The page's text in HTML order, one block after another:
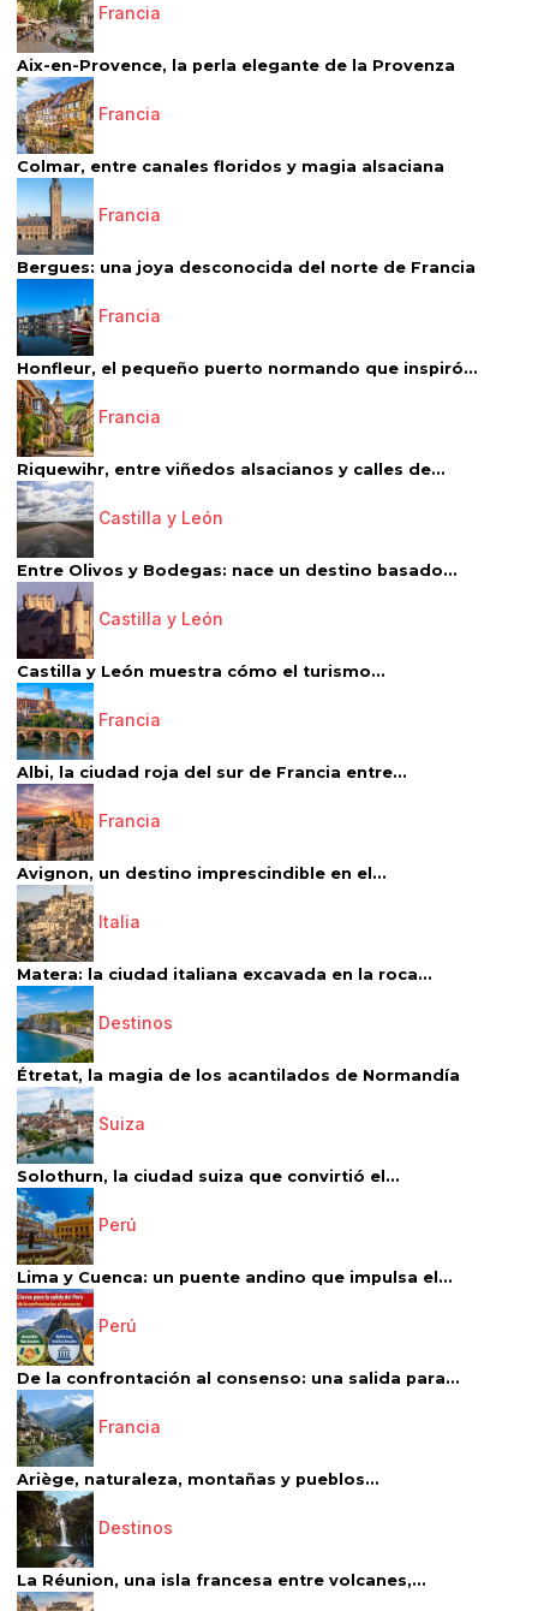
Francia
Aix-en-Provence, la perla elegante de la Provenza
Francia
Colmar, entre canales floridos y magia alsaciana
Francia
Bergues: una joya desconocida del norte de Francia
Francia
Honfleur, el pequeño puerto normando que inspiró...
Francia
Riquewihr, entre viñedos alsacianos y calles de...
Castilla y León
Entre Olivos y Bodegas: nace un destino basado...
Castilla y León
Castilla y León muestra cómo el turismo...
Francia
Albi, la ciudad roja del sur de Francia entre...
Francia
Avignon, un destino imprescindible en el...
Italia
Matera: la ciudad italiana excavada en la roca...
Destinos
Étretat, la magia de los acantilados de Normandía
Suiza
Solothurn, la ciudad suiza que convirtió el...
Perú
Lima y Cuenca: un puente andino que impulsa el...
Perú
De la confrontación al consenso: una salida para...
Francia
Ariège, naturaleza, montañas y pueblos...
Destinos
La Réunion, una isla francesa entre volcanes,...